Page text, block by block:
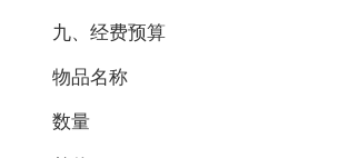
九、经费预算
物品名称
数量